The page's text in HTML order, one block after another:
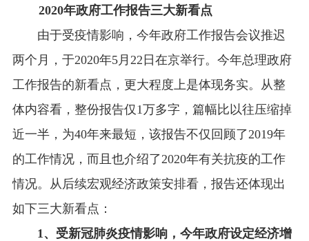
2020年政府工作报告三大新看点
由于受疫情影响，今年政府工作报告会议推迟
两个月，于2020年5月 22 日在京举行。今年总理政府
工作报告的新看点，更大程度上是体现务实。从整
体内容看，整份报告仅1万多字，篇幅比以往压缩掉
近一半，为40年来最短，该报告不仅回顾了2019年
的工作情况，而且也介绍了2020年有关抗疫的工作
情况。从后续宏观经济政策安排看，报告还体现出
如下三大新看点：
1、受新冠肺炎疫情影响，今年政府设定经济增